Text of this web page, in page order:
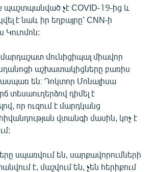
պաշտպանված չէ COVID-19-ից և
է նաև իր եղբայրը՝ CNN-ի
Կուոմոն:
մունիցիպալ միավոր
աշխատակիցները բառիս
են։ Դոկտոր Մոնալիսա
տեսաուղերձով դիմել է
որ ուզում է մարդկանց
վտանգի մասին, կոչ է
սպառվում են, սարքավորումների
է, մաշվում են, չեն հերիքում